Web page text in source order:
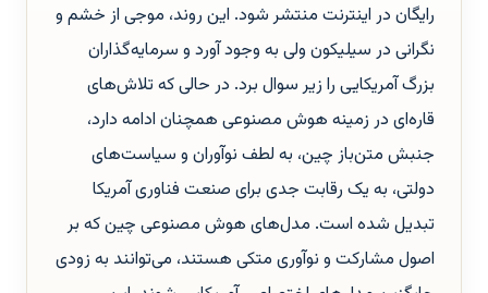
رایگان در اینترنت منتشر شود. این روند، موجی از خشم و
نگرانی در سیلیکون ولی به وجود آورد و سرمایه‌گذاران
بزرگ آمریکایی را زیر سوال برد. در حالی که تلاش‌های
قاره‌ای در زمینه هوش مصنوعی همچنان ادامه دارد،
جنبش متن‌باز چین، به لطف نوآوران و سیاست‌های
دولتی، به یک رقابت جدی برای صنعت فناوری آمریکا
تبدیل شده است. مدل‌های هوش مصنوعی چین که بر
اصول مشارکت و نوآوری متکی هستند، می‌توانند به زودی